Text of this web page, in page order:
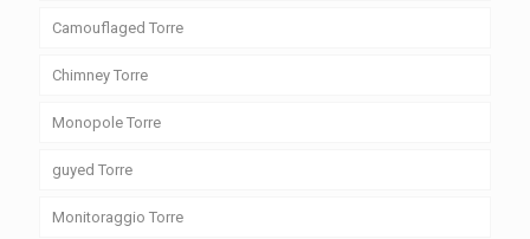
Camouflaged Torre
Chimney Torre
Monopole Torre
guyed Torre
Monitoraggio Torre